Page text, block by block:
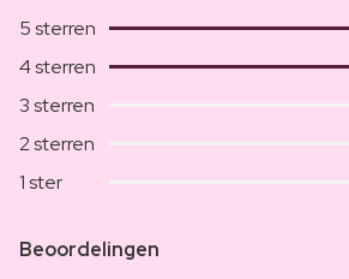
5 sterren
4 sterren
3 sterren
2 sterren
1 ster
Beoordelingen